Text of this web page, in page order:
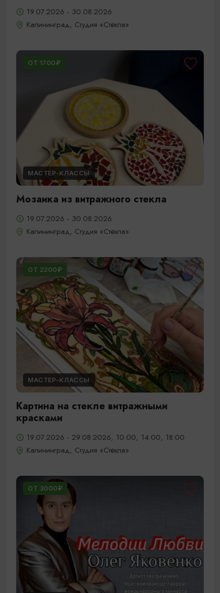
19.07.2026 - 30.08.2026
Калининград, Студия «Стёкла»
ОТ 1700₽
МАСТЕР-КЛАССЫ
Мозаика из витражного стекла
19.07.2026 - 30.08.2026
Калининград, Студия «Стёкла»
ОТ 2200₽
МАСТЕР-КЛАССЫ
Картина на стекле витражными
красками
19.07.2026 - 29.08.2026, 10:00, 14:00, 18:00
Калининград, Студия «Стёкла»
ОТ 3000₽